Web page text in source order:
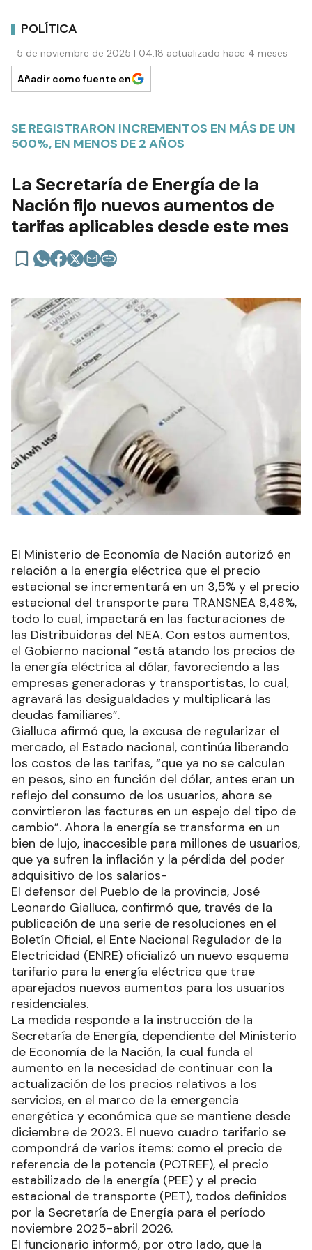
POLÍTICA
5 de noviembre de 2025 | 04:18 actualizado hace 4 meses
Añadir como fuente en
SE REGISTRARON INCREMENTOS EN MÁS DE UN
500%, EN MENOS DE 2 AÑOS
La Secretaría de Energía de la
Nación fijo nuevos aumentos de
tarifas aplicables desde este mes
El Ministerio de Economía de Nación autorizó en
relación a la energía eléctrica que el precio
estacional se incrementará en un 3,5% y el precio
estacional del transporte para TRANSNEA 8,48%,
todo lo cual, impactará en las facturaciones de
las Distribuidoras del NEA. Con estos aumentos,
el Gobierno nacional “está atando los precios de
la energía eléctrica al dólar, favoreciendo a las
empresas generadoras y transportistas, lo cual,
agravará las desigualdades y multiplicará las
deudas familiares”.
Gialluca afirmó que, la excusa de regularizar el
mercado, el Estado nacional, continúa liberando
los costos de las tarifas, “que ya no se calculan
en pesos, sino en función del dólar, antes eran un
reflejo del consumo de los usuarios, ahora se
convirtieron las facturas en un espejo del tipo de
cambio”. Ahora la energía se transforma en un
bien de lujo, inaccesible para millones de usuarios,
que ya sufren la inflación y la pérdida del poder
adquisitivo de los salarios-
El defensor del Pueblo de la provincia, José
Leonardo Gialluca, confirmó que, través de la
publicación de una serie de resoluciones en el
Boletín Oficial, el Ente Nacional Regulador de la
Electricidad (ENRE) oficializó un nuevo esquema
tarifario para la energía eléctrica que trae
aparejados nuevos aumentos para los usuarios
residenciales.
La medida responde a la instrucción de la
Secretaría de Energía, dependiente del Ministerio
de Economía de la Nación, la cual funda el
aumento en la necesidad de continuar con la
actualización de los precios relativos a los
servicios, en el marco de la emergencia
energética y económica que se mantiene desde
diciembre de 2023. El nuevo cuadro tarifario se
compondrá de varios ítems: como el precio de
referencia de la potencia (POTREF), el precio
estabilizado de la energía (PEE) y el precio
estacional de transporte (PET), todos definidos
por la Secretaría de Energía para el período
noviembre 2025-abril 2026.
El funcionario informó, por otro lado, que la